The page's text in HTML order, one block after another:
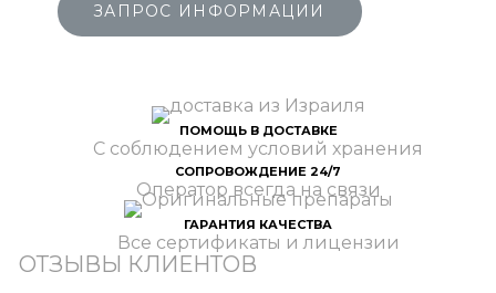
ЗАПРОС ИНФОРМАЦИИ
ПОМОЩЬ В ДОСТАВКЕ
С соблюдением условий хранения
СОПРОВОЖДЕНИЕ 24/7
Оператор всегда на связи
ГАРАНТИЯ КАЧЕСТВА
Все сертификаты и лицензии
ОТЗЫВЫ КЛИЕНТОВ